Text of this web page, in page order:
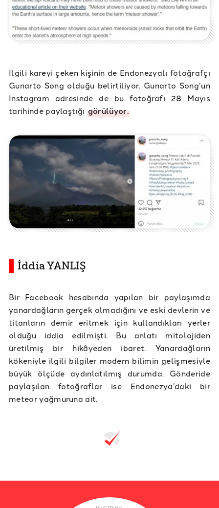
İlgili kareyi çeken kişinin de Endonezyalı fotoğrafçı
Gunarto Song olduğu belirtiliyor. Gunarto Song’un
Instagram adresinde de bu fotoğrafı 28 Mayıs
tarihinde paylaştığı görülüyor.
İddia YANLIŞ
Bir Facebook hesabında yapılan bir paylaşımda
yanardağların gerçek olmadığını ve eski devlerin ve
titanların demir eritmek için kullandıkları yerler
olduğu iddia edilmişti. Bu anlatı mitolojiden
üretilmiş bir hikâyeden ibaret. Yanardağların
kökeniyle ilgili bilgiler modern bilimin gelişmesiyle
büyük ölçüde aydınlatılmış durumda. Gönderide
paylaşılan fotoğraflar ise Endonezya’daki bir
meteor yağmuruna ait.